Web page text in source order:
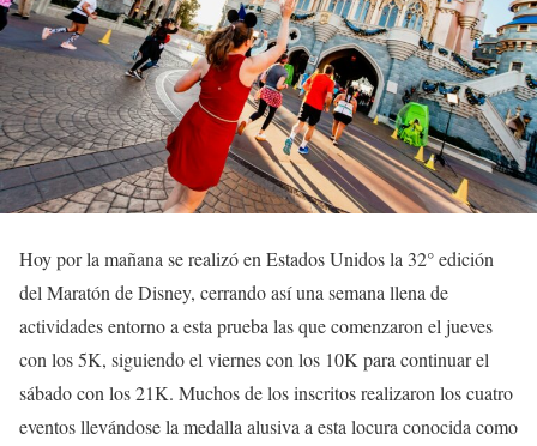
Hoy por la mañana se realizó en Estados Unidos la 32° edición
del Maratón de Disney, cerrando así una semana llena de
actividades entorno a esta prueba las que comenzaron el jueves
con los 5K, siguiendo el viernes con los 10K para continuar el
sábado con los 21K. Muchos de los inscritos realizaron los cuatro
eventos llevándose la medalla alusiva a esta locura conocida como